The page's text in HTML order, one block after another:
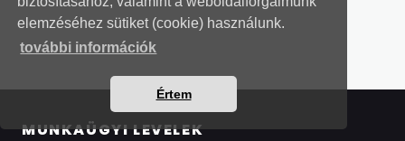
elemzéséhez sütiket (cookie) használunk.
további információk
Értem
MUNKAÜGYI LEVELEK